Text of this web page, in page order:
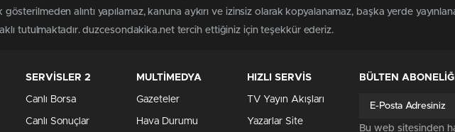
alıntı yapılamaz, kanuna aykırı ve izinsiz olarak kopyalanamaz, başka yerde
tutulmaktadır. duzcesondakika.net tercih ettiğiniz için teşekkür ederiz.
SERVİSLER 2
Canlı Borsa
Canlı Sonuçlar
MULTİMEDYA
Gazeteler
Hava Durumu
HIZLI SERVİS
TV Yayın Akışları
Yazarlar Site
BÜLTEN ABONELİĞİ
Bu web sitesinden